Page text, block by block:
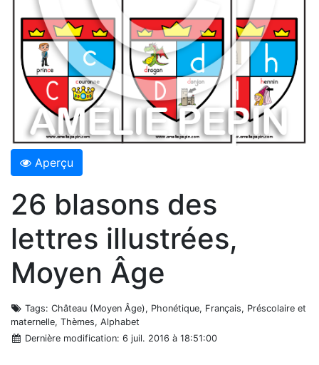
Aperçu
26 blasons des
lettres illustrées,
Moyen Âge
Tags: Château (Moyen Âge), Phonétique, Français, Préscolaire et
maternelle, Thèmes, Alphabet
Dernière modification: 6 juil. 2016 à 18:51:00